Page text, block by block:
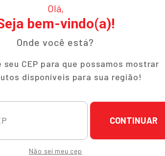
Olá,
bem-vindo(a)!
Onde você está?
seu CEP para que possamos mostrar
disponíveis para sua região!
CONTINUAR
Não sei meu cep
Ajuda e Suporte